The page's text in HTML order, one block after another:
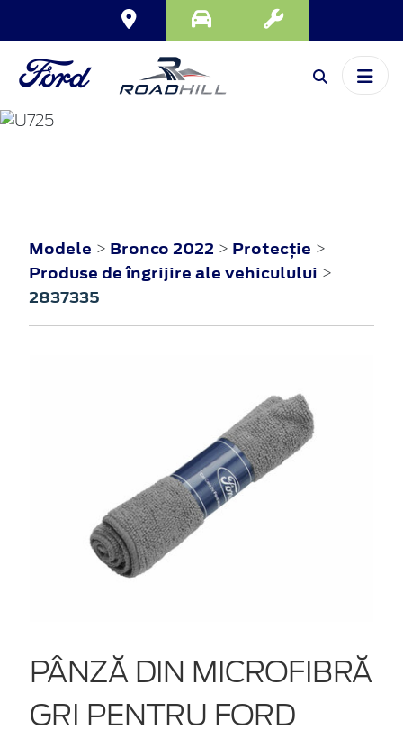
Modele > Bronco 2022 > Protecţie >
Produse de îngrijire ale vehiculului >
2837335
PÂNZĂ DIN MICROFIBRĂ
GRI PENTRU FORD